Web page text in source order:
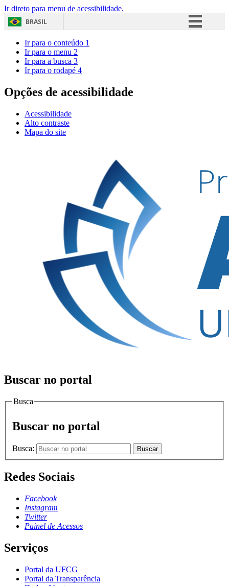
Ir direto para menu de acessibilidade.
BRASIL
Acesso à informação
Ir para o conteúdo 1
Ir para o menu 2
Ir para a busca 3
Ir para o rodapé 4
Opções de acessibilidade
Acessibilidade
Alto contraste
Mapa do site
Buscar no portal
Busca
Buscar no portal
Busca: Buscar
Redes Sociais
Facebook
Instagram
Twitter
Painel de Acessos
Serviços
Portal da UFCG
Portal da Transparência